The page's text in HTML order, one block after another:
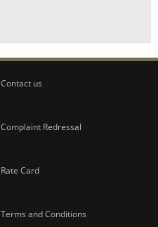
Contact us
Complaint Redressal
Rate Card
Terms and Conditions